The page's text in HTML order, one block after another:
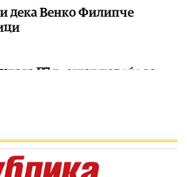
дека Венко Филипче
Г7 трошат повеќе за